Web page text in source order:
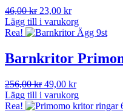
46,00kr Det
ursprungliga
priset
46,00 kr.
23,00 krDet
nuvarande
priset
23,00 kr.
Lägg till i varukorg
Rea!
Barnkritor
256,00kr Det
ursprungliga
priset
49,00 krDet
nuvarande
priset
Lägg till i varukorg
Rea!